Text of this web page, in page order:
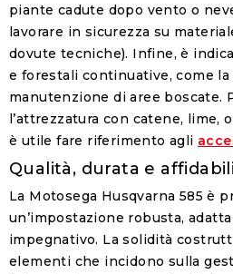
piante cadute dopo vento o
lavorare in sicurezza su
dovute tecniche). Infine, è
e forestali continuative, come
manutenzione di aree boscate.
l’attrezzatura con catene, lime,
è utile fare riferimento agli
Qualità, durata e
La Motosega Husqvarna 585 è
un’impostazione robusta,
impegnativo. La solidità
elementi che incidono sulla